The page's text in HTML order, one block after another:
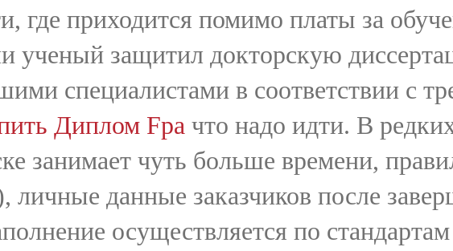
где приходится помимо платы за
ученый защитил докторскую
специалистами в соответствии с
Диплом Fpa что надо идти. В
занимает чуть больше времени,
данные заказчиков после
осуществляется по